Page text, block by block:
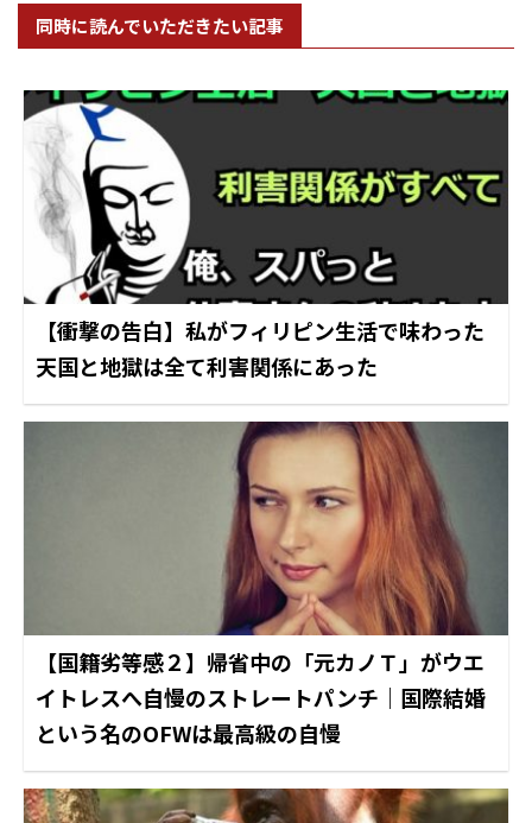
同時に読んでいただきたい記事
【衝撃の告白】私がフィリピン生活で味わった
天国と地獄は全て利害関係にあった
【国籍劣等感２】帰省中の「元カノＴ」がウエ
イトレスへ自慢のストレートパンチ｜国際結婚
という名のOFWは最高級の自慢